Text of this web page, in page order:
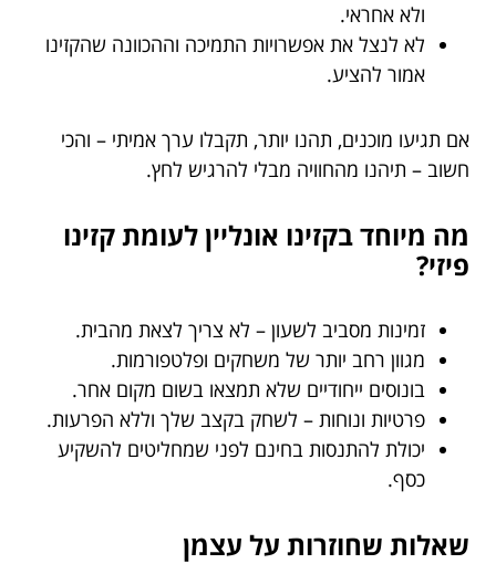
ולא אחראי.
לא לנצל את אפשרויות התמיכה וההכוונה שהקזינו
אמור להציע.
אם תגיעו מוכנים, תהנו יותר, תקבלו ערך אמיתי – והכי
חשוב – תיהנו מהחוויה מבלי להרגיש לחץ.
מה מיוחד בקזינו אונליין לעומת קזינו
פיזי?
זמינות מסביב לשעון – לא צריך לצאת מהבית.
מגוון רחב יותר של משחקים ופלטפורמות.
בונוסים ייחודיים שלא תמצאו בשום מקום אחר.
פרטיות ונוחות – לשחק בקצב שלך וללא הפרעות.
יכולת להתנסות בחינם לפני שמחליטים להשקיע
כסף.
שאלות שחוזרות על עצמן